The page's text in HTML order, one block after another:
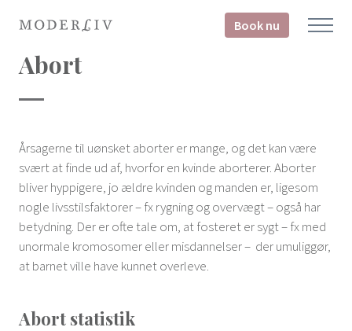
Book nu
Abort
Årsagerne til uønsket aborter er mange, og det kan være
svært at finde ud af, hvorfor en kvinde aborterer. Aborter
bliver hyppigere, jo ældre kvinden og manden er, ligesom
nogle livsstilsfaktorer – fx rygning og overvægt – også har
betydning. Der er ofte tale om, at fosteret er sygt – fx med
unormale kromosomer eller misdannelser – der umuliggør,
at barnet ville have kunnet overleve.
Abort statistik